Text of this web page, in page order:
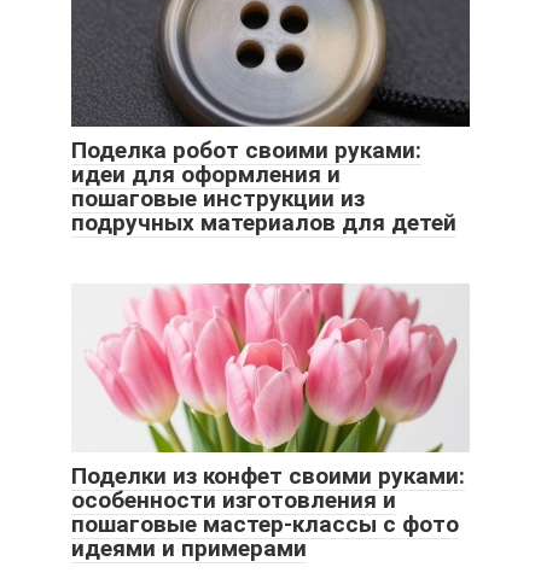
Поделка робот своими руками:
идеи для оформления и
пошаговые инструкции из
подручных материалов для детей
Поделки из конфет своими руками:
особенности изготовления и
пошаговые мастер-классы с фото
идеями и примерами